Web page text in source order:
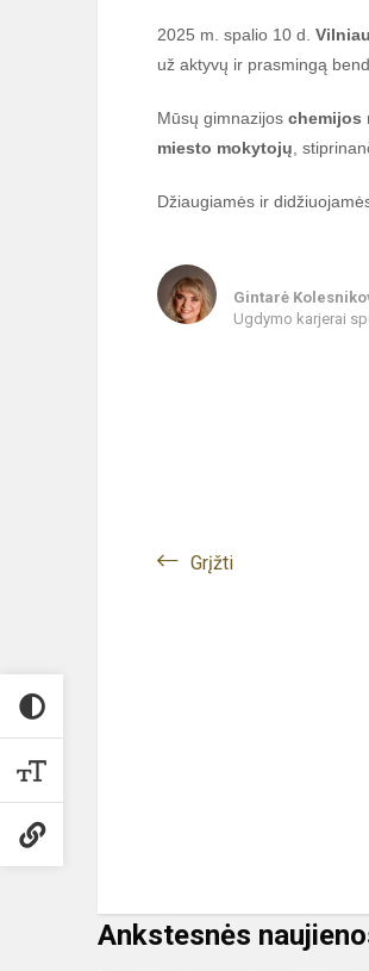
2025 m. spalio 10 d.
už aktyvų ir prasmingą
Mūsų gimnazijos chemijos
miesto mokytojų,
Džiaugiamės ir
Gintarė
Ugdymo karjerai
Grįžti
Ankstesnės